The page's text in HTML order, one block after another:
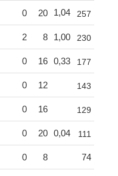
0 20 1,04 257
2 8 1,00 230
0 16 0,33 177
0 12 143
0 16 129
0 20 0,04 111
0 8 74